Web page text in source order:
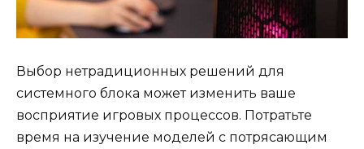
Выбор нетрадиционных решений для
системного блока может изменить ваше
восприятие игровых процессов. Потратьте
время на изучение моделей с потрясающим